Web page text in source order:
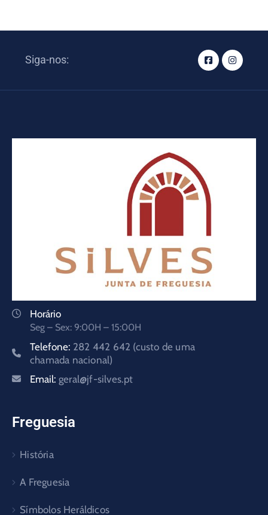
Siga-nos:
Horário
Seg – Sex: 9:00H – 15:00H
Telefone: 282 442 642 (custo de uma
chamada nacional)
Email: geral@jf-silves.pt
Freguesia
História
A Freguesia
Símbolos Heráldicos